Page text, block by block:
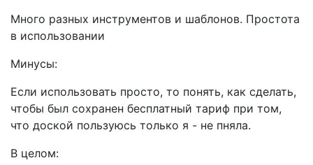
Много разных инструментов и шаблонов. Простота
в использовании
Минусы:
Если использовать просто, то понять, как сделать,
чтобы был сохранен бесплатный тариф при том,
что доской пользуюсь только я - не пняла.
В целом: